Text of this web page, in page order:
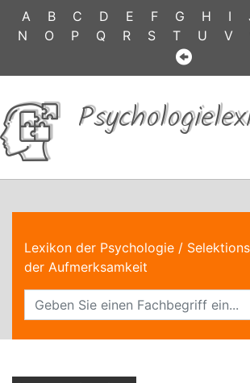
A B C D E F G H I
N
O P Q R S T U V
Lexikon der Psychologie /
der Aufmerksamkeit